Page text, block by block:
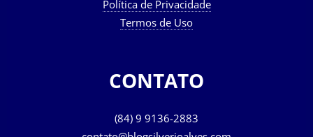
Política de Privacidade
Termos de Uso
CONTATO
(84) 9 9136-2883